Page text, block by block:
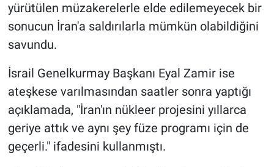
yürütülen müzakerelerle elde edilemeyecek bir
sonucun İran'a saldırılarla mümkün olabildiğini
savundu.
İsrail Genelkurmay Başkanı Eyal Zamir ise
ateşkese varılmasından saatler sonra yaptığı
açıklamada, "İran'ın nükleer projesini yıllarca
geriye attık ve aynı şey füze programı için de
geçerli." ifadesini kullanmıştı.
Türkiye'nin Geleceği
Türkiye'nin Gündemi
Yerel Yaşam
Canlı Yayın